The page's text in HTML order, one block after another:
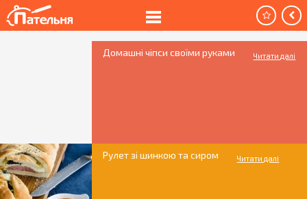
Домашні чіпси своїми руками Читати далі
Рулет зі шинкою та сиром Читати далі